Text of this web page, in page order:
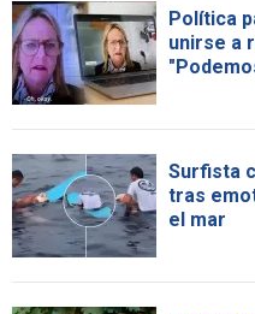
Política
unirse a
Surfista
tras
el mar